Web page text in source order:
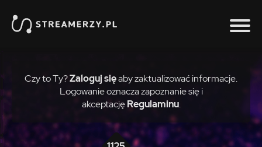
Czy to Ty?Zaloguj sięaby zaktualizować informacje.
Logowanie oznacza zapoznanie się i
akceptację Regulaminu.